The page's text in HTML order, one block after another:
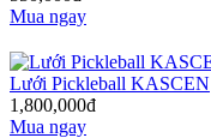
Mua ngay
Lưới Pickleball KASCEN
1,800,000đ
Mua ngay